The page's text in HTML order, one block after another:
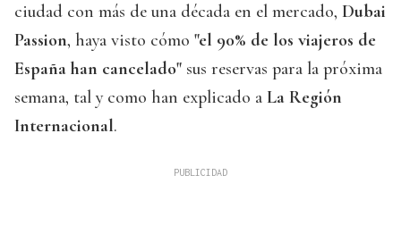
ciudad con más de una década en el mercado, Dubai
Passion, haya visto cómo "el 90% de los viajeros de
España han cancelado" sus reservas para la próxima
semana, tal y como han explicado a La Región
Internacional.